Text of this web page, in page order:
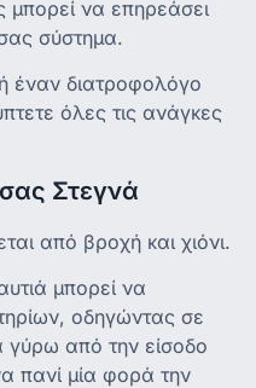
μπορεί να επηρεάσει
σύστημα.
έναν διατροφολόγο
όλες τις ανάγκες
Στεγνά
από βροχή και χιόνι.
μπορεί να
οδηγώντας σε
γύρω από την είσοδο
πανί μία φορά την